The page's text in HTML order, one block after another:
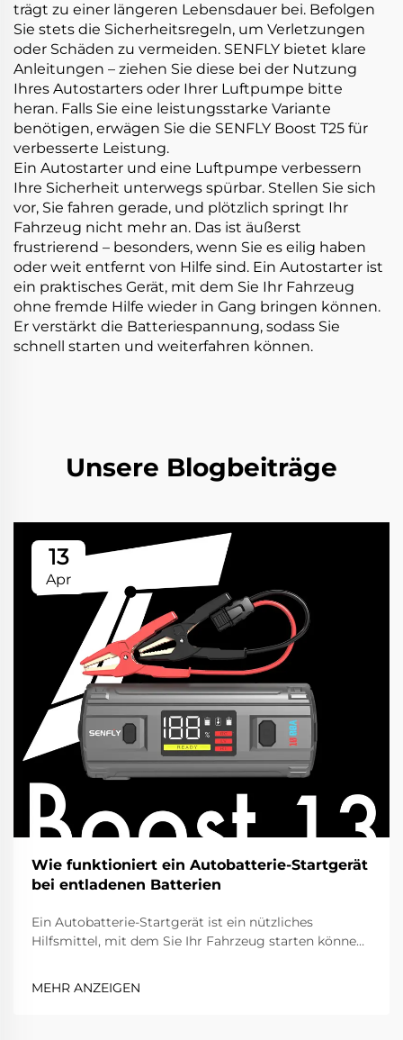
trägt zu einer längeren Lebensdauer bei. Befolgen
Sie stets die Sicherheitsregeln, um Verletzungen
oder Schäden zu vermeiden. SENFLY bietet klare
Anleitungen – ziehen Sie diese bei der Nutzung
Ihres Autostarters oder Ihrer Luftpumpe bitte
heran. Falls Sie eine leistungsstarke Variante
benötigen, erwägen Sie die SENFLY Boost T25 für
verbesserte Leistung.
Ein Autostarter und eine Luftpumpe verbessern
Ihre Sicherheit unterwegs spürbar. Stellen Sie sich
vor, Sie fahren gerade, und plötzlich springt Ihr
Fahrzeug nicht mehr an. Das ist äußerst
frustrierend – besonders, wenn Sie es eilig haben
oder weit entfernt von Hilfe sind. Ein Autostarter ist
ein praktisches Gerät, mit dem Sie Ihr Fahrzeug
ohne fremde Hilfe wieder in Gang bringen können.
Er verstärkt die Batteriespannung, sodass Sie
schnell starten und weiterfahren können.
Unsere Blogbeiträge
13
Apr
Wie funktioniert ein Autobatterie-Startgerät
bei entladenen Batterien
Ein Autobatterie-Startgerät ist ein nützliches
Hilfsmittel, mit dem Sie Ihr Fahrzeug starten können,
und Ihr Auto springt nicht mehr an. Statt Hilfe
MEHR ANZEIGEN